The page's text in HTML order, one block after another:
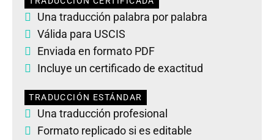
Una traducción palabra por palabra
Válida para USCIS
Enviada en formato PDF
Incluye un certificado de exactitud
TRADUCCIÓN ESTÁNDAR
Una traducción profesional
Formato replicado si es editable